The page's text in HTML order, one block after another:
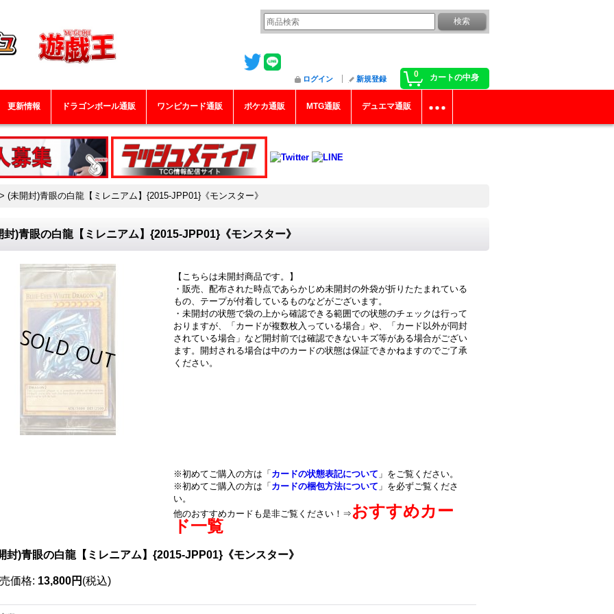
0 カートの中身
ログイン 新規登録
更新情報 ドラゴンボール通販 ワンピカード通販 ポケカ通販 MTG通販 デュエマ通販
> (未開封)青眼の白龍【ミレニアム】{2015-JPP01}《モンスター》
封)青眼の白龍【ミレニアム】{2015-JPP01}《モンスター》
【こちらは未開封商品です。】
・販売、配布された時点であらかじめ未開封の外袋が折りたたまれている
もの、テープが付着しているものなどがございます。
・未開封の状態で袋の上から確認できる範囲での状態のチェックは行って
おりますが、「カードが複数枚入っている場合」や、「カード以外が同封
されている場合」など開封前では確認できないキズ等がある場合がござい
ます。開封される場合は中のカードの状態は保証できかねますのでご了承
ください。
※初めてご購入の方は「 カードの状態表記について 」をご覧ください。
※初めてご購入の方は「 カードの梱包方法について 」を必ずご覧くださ
い。
他のおすすめカードも是非ご覧ください！⇒ おすすめカー
ド一覧
封)青眼の白龍【ミレニアム】{2015-JPP01}《モンスター》
価格: 13,800円 (税込)